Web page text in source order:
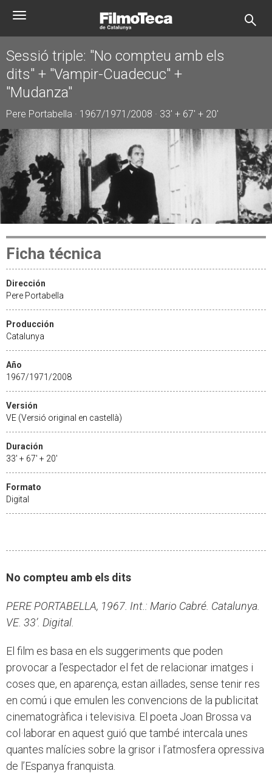
Toggle
Sessió triple: "No compteu amb els
dits" + "Vampir-Cuadecuc" +
"Mudanza"
Pere Portabella · 1967/1971/2008 · 33' + 67' + 20'
Ficha técnica
Dirección
Pere Portabella
Producción
Catalunya
Año
1967/1971/2008
Versión
VE (Versió original en castellà)
Duración
33' + 67' + 20'
Formato
Digital
No compteu amb els dits
PERE PORTABELLA, 1967. Int.: Mario Cabré. Catalunya.
VE. 33’. Digital.
El film es basa en els suggeriments que poden
provocar a l’espectador el fet de relacionar imatges i
coses que, en aparença, estan aïllades, sense tenir res
en comú i que emulen les convencions de la publicitat
cinematogràfica i televisiva. El poeta Joan Brossa va
col·laborar en aquest guió que també intercala unes
quantes malícies sobre la grisor i l’atmosfera opressiva
de l’Espanya franquista.